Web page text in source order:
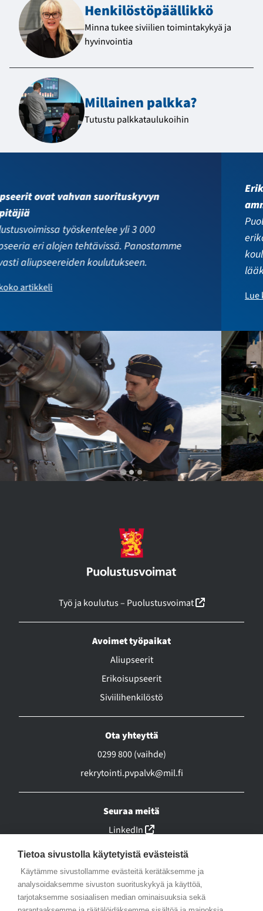
Henkilöstö­päällikkö
Minna tukee siviilien toimintakykyä ja
hyvinvointia
Millainen palkka?
Tutustu palkkataulukoihin
Erikoisupseerit ovat korkeakoulutettuja
ammattilaisia
Puolustusvoimissa työskentelee noin 800 on
erikoisupseeria. He toimivat sotilasviroissa ja ovat
koulutukseltaan diplomi-insinöörejä, insinöörejä,
lääkäreitä, pappeja tai kapellimestareita.
Lue koko artikkeli
Työ ja koulutus – Puolustusvoimat (linkki
Avoimet työpaikat
Aliupseerit
Erikoisupseerit
Siviilihenkilöstö
Ota yhteyttä
0299 800 (vaihde)
rekrytointi.pvpalvk@mil.fi
Seuraa meitä
LinkedIn
(linkki avautuu uuteen
Facebook
(linkki avautuu uuteen
Instagram
(linkki avautuu uuteen
YouTube
(linkki avautuu uuteen
(linkki avautuu uuteen
Tietoa sivustolla käytetyistä evästeistä
Käytämme sivustollamme evästeitä kerätäksemme ja
analysoidaksemme sivuston suorituskykyä ja käyttöä,
tarjotaksemme sosiaalisen median ominaisuuksia sekä